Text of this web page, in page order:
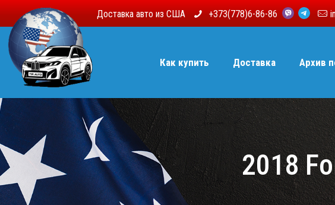
Доставка авто из США +373(778)6-86-86
Как купить Доставка Архив
2018